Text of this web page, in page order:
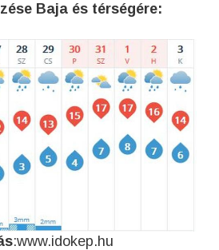
Baja és térségére:
:www.idokep.hu